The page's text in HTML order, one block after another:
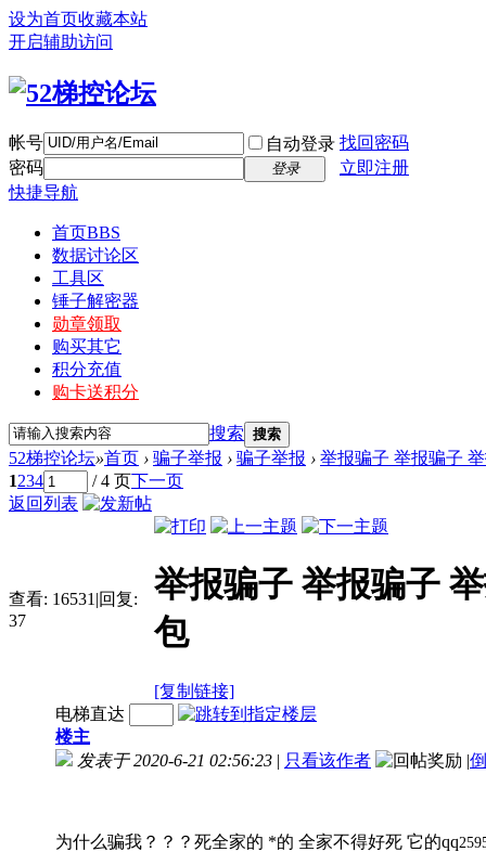
设为首页收藏本站
开启辅助访问
帐号 自动登录 找回密码
密码
登录
立即注册
快捷导航
首页BBS
数据讨论区
工具区
锤子解密器
勋章领取
购买其它
积分充值
购卡送积分
搜索 搜索
52梯控论坛»首页 › 骗子举报 › 骗子举报 › 举报骗子 举报骗子
1234 / 4 页下一页
返回列表
查看: 16531 |回复:
37
举报骗子 举报骗子
包
[复制链接]
电梯直达
楼主
发表于 2020-6-21 02:56:23 | 只看该作者 |
为什么骗我？？？死全家的 *的 全家不得好死 它的qq